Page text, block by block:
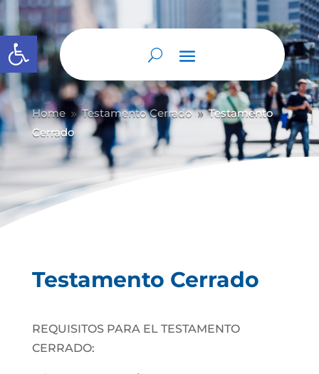
Abrir barra de herramientas
Home 9 Testamento Cerrado 9 Testamento
Cerrado
Testamento Cerrado
REQUISITOS PARA EL TESTAMENTO
CERRADO: